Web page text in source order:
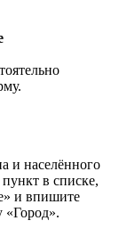
и населённого
в списке,
и впишите
«Город».